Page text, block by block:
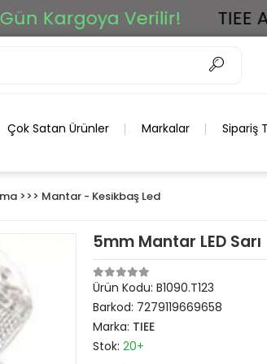
Verilir! TIEE Ar-
Çok Satan Ürünler Markalar Sipariş
>>> Mantar - Kesikbaş Led
5mm Mantar LED Sarı
Ürün Kodu: B1090.T123
Barkod: 7279119669658
Marka: TIEE
Stok: 20+